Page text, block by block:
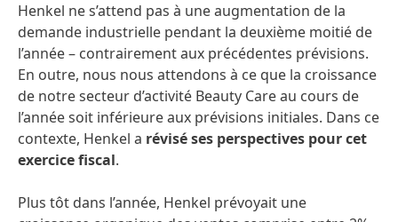
Henkel ne s’attend pas à une augmentation de la
demande industrielle pendant la deuxième moitié de
l’année – contrairement aux précédentes prévisions.
En outre, nous nous attendons à ce que la croissance
de notre secteur d’activité Beauty Care au cours de
l’année soit inférieure aux prévisions initiales. Dans ce
contexte, Henkel a révisé ses perspectives pour cet
exercice fiscal.
Plus tôt dans l’année, Henkel prévoyait une